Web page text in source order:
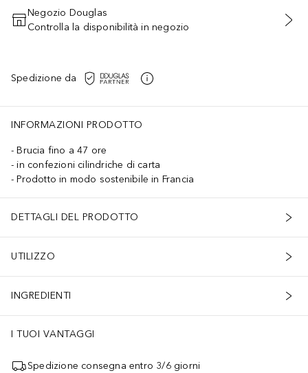
AGGIUNGI AL CARRELLO
Negozio Douglas
Controlla la disponibilità in negozio
Spedizione da
INFORMAZIONI PRODOTTO
Brucia fino a 47 ore
in confezioni cilindriche di carta
Prodotto in modo sostenibile in Francia
DETTAGLI DEL PRODOTTO
UTILIZZO
INGREDIENTI
I TUOI VANTAGGI
Spedizione consegna entro 3/6 giorni